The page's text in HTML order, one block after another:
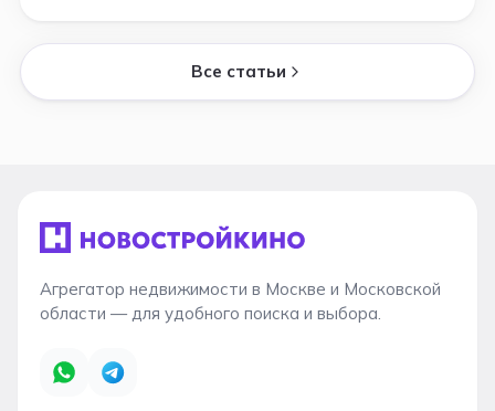
Все статьи
Агрегатор недвижимости в Москве и Московской
области — для удобного поиска и выбора.